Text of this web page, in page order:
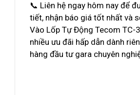
📞 Liên hệ ngay hôm nay để
tiết, nhận báo giá tốt nhất và
Vào Lốp Tự Động Tecom TC-
nhiều ưu đãi hấp dẫn dành
hàng đầu tư gara chuyên